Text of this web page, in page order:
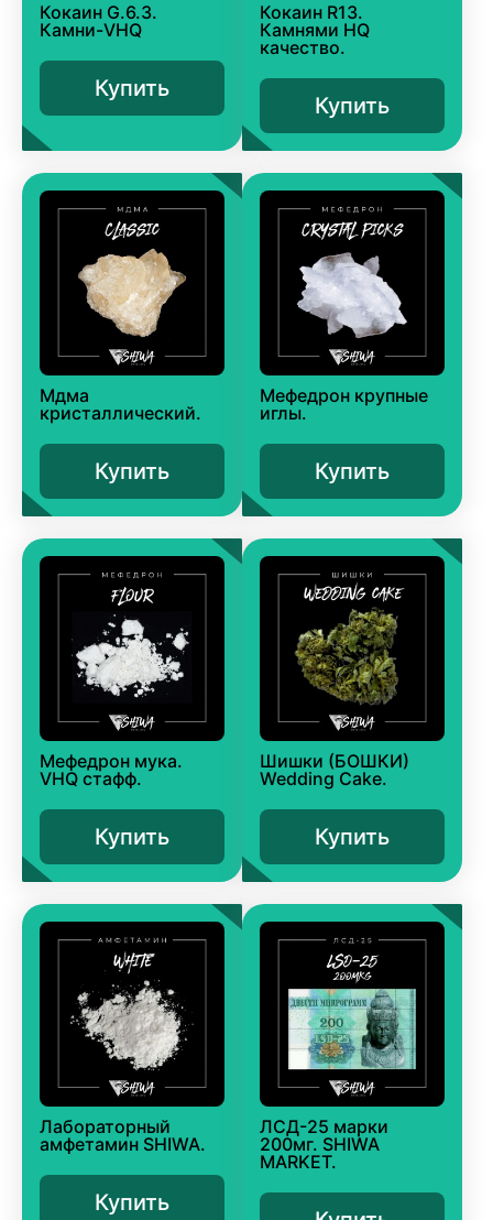
Кокаин G.6.3.
Камни-VHQ
Купить
Кокаин R13.
Камнями HQ
качество.
Купить
Мдма
кристаллический.
Купить
Мефедрон крупные
иглы.
Купить
Мефедрон мука.
VHQ стафф.
Купить
Шишки (БОШКИ)
Wedding Cake.
Купить
Лабораторный
амфетамин SHIWA.
Купить
ЛСД-25 марки
200мг. SHIWA
MARKET.